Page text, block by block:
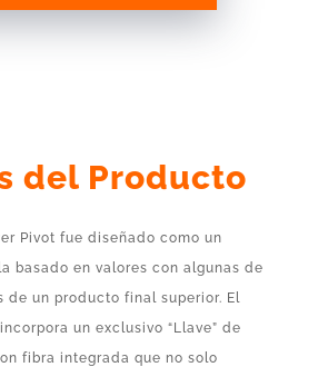
del Producto
Pivot fue diseñado como un
basado en valores con algunas de
de un producto final superior. El
un exclusivo “Llave” de
fibra integrada que no solo